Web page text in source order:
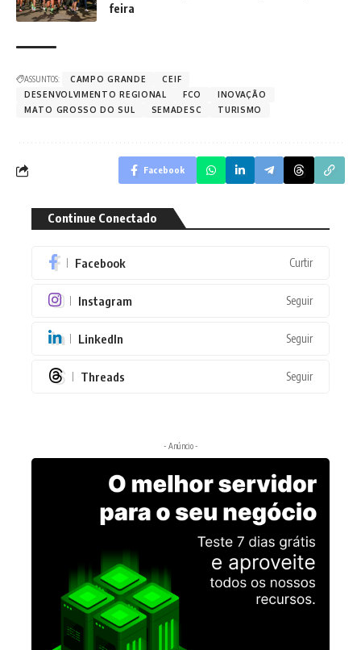
feira
ASSUNTOS: CAMPO GRANDE
CEIF
DESENVOLVIMENTO REGIONAL
FCO
INOVAÇÃO
MATO GROSSO DO SUL
SEMADESC TURISMO
Facebook
Continue Conectado
Facebook Curtir
Instagram Seguir
LinkedIn Seguir
Threads Seguir
- Anúncio -